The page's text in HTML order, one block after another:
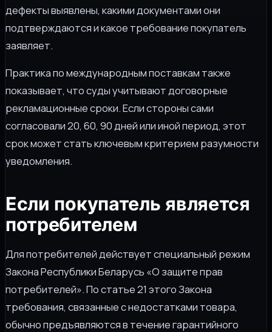
дефекты выявлены, какими документами они
подтверждаются и какое требование покупатель
заявляет.
Практика по международным поставкам также
показывает, что суды учитывают договорные
рекламационные сроки. Если стороны сами
согласовали 20, 60, 90 дней или иной период, этот
срок может стать ключевым критерием разумности
уведомления.
Если покупатель является
потребителем
Для потребителей действует специальный режим
Закона Республики Беларусь «О защите прав
потребителей». По статье 21 этого Закона
требования, связанные с недостатками товара,
обычно предъявляются в течение гарантийного